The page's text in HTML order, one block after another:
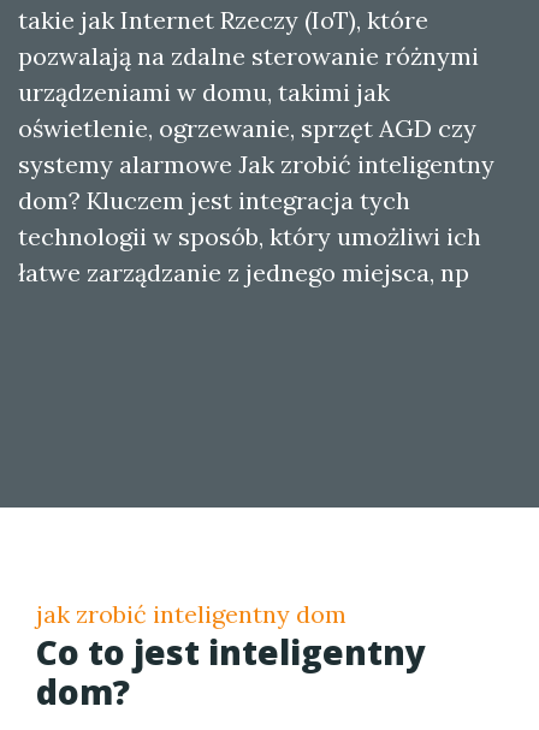
takie jak Internet Rzeczy (IoT), które
pozwalają na zdalne sterowanie różnymi
urządzeniami w domu, takimi jak
oświetlenie, ogrzewanie, sprzęt AGD czy
systemy alarmowe Jak zrobić inteligentny
dom? Kluczem jest integracja tych
technologii w sposób, który umożliwi ich
łatwe zarządzanie z jednego miejsca, np
jak zrobić inteligentny dom
Co to jest inteligentny
dom?